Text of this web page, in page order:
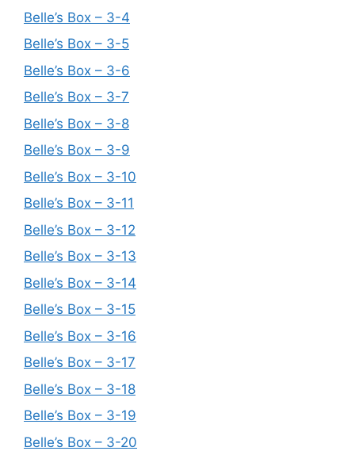
Belle’s Box – 3-4
Belle’s Box – 3-5
Belle’s Box – 3-6
Belle’s Box – 3-7
Belle’s Box – 3-8
Belle’s Box – 3-9
Belle’s Box – 3-10
Belle’s Box – 3-11
Belle’s Box – 3-12
Belle’s Box – 3-13
Belle’s Box – 3-14
Belle’s Box – 3-15
Belle’s Box – 3-16
Belle’s Box – 3-17
Belle’s Box – 3-18
Belle’s Box – 3-19
Belle’s Box – 3-20